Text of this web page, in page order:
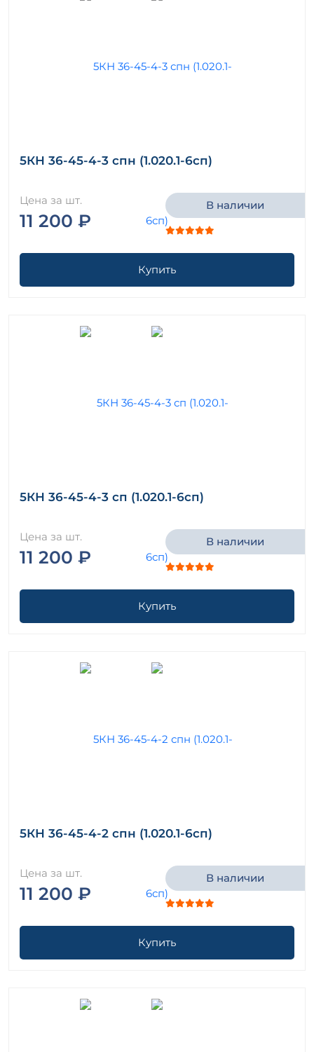
5КН 36-45-4-3 спн (1.020.1-6сп)
Цена за шт.
11 200 ₽
В наличии
Купить
5КН 36-45-4-3 сп (1.020.1-6сп)
Цена за шт.
11 200 ₽
В наличии
Купить
5КН 36-45-4-2 спн (1.020.1-6сп)
Цена за шт.
11 200 ₽
В наличии
Купить